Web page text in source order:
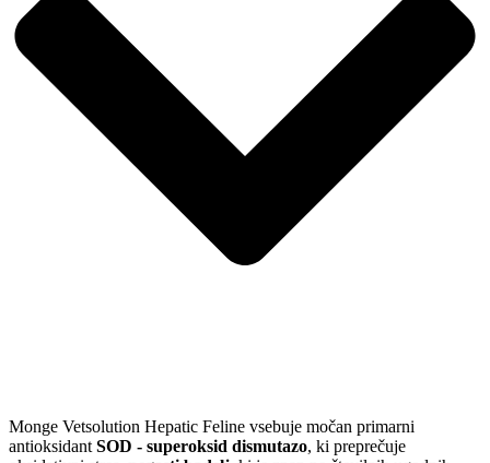
Monge Vetsolution Hepatic Feline vsebuje močan primarni
antioksidant SOD - superoksid dismutazo, ki preprečuje